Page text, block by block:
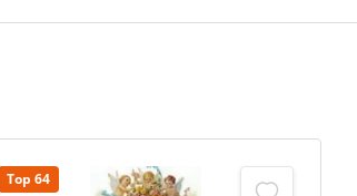
Top 64